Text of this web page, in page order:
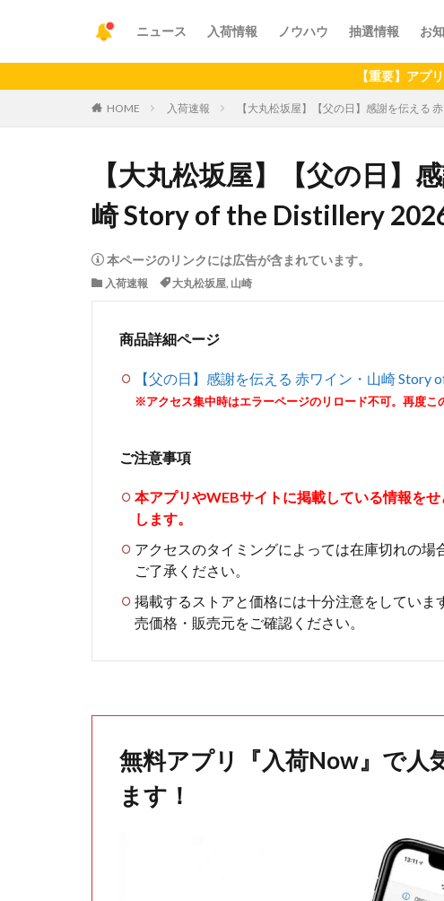
ニュース 入荷情報 ノウハウ 抽選情報 お
【重要】アプリの最新
HOME 入荷速報 【大丸松坂屋】【父の日】感謝を伝える
【大丸松坂屋】【父の日】
崎 Story of the Distillery
本ページのリンクには広告が含まれています。
入荷速報 大丸松坂屋, 山崎
商品詳細ページ
【父の日】感謝を伝える 赤ワイン・山崎 Story
※アクセス集中時はエラーページのリロード不可。再度こ
ご注意事項
本アプリやWEBサイトに掲載している情報を
します。
アクセスのタイミングによっては在庫切れの
ご了承ください。
掲載するストアと価格には十分注意をしてい
売価格・販売元をご確認ください。
無料アプリ『入荷Now』で人
ます！